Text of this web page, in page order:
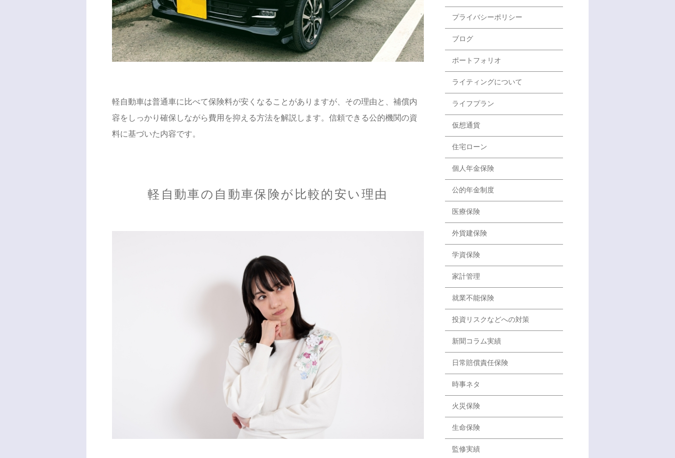
軽自動車は普通車に比べて保険料が安くなることがありますが、その理由と、補償内
容をしっかり確保しながら費用を抑える方法を解説します。信頼できる公的機関の資
料に基づいた内容です。
軽自動車の自動車保険が比較的安い理由
プライバシーポリシー
ブログ
ポートフォリオ
ライティングについて
ライフプラン
仮想通貨
住宅ローン
個人年金保険
公的年金制度
医療保険
外貨建保険
学資保険
家計管理
就業不能保険
投資リスクなどへの対策
新聞コラム実績
日常賠償責任保険
時事ネタ
火災保険
生命保険
監修実績